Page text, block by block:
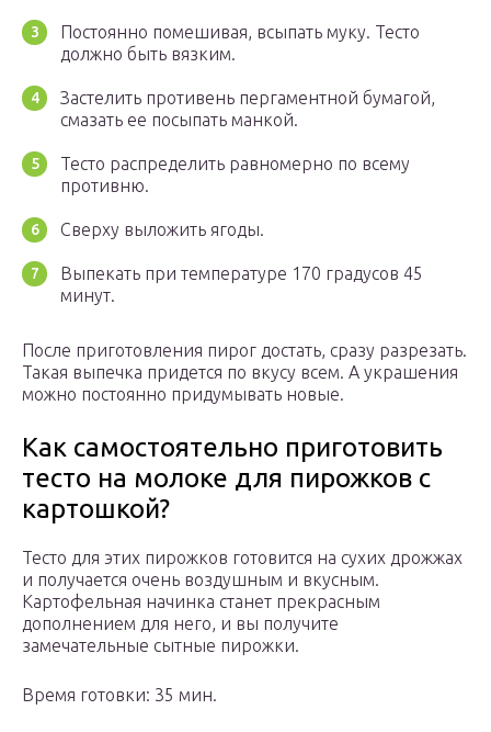
Постоянно помешивая, всыпать муку. Тесто
должно быть вязким.
Застелить противень пергаментной бумагой,
смазать ее посыпать манкой.
Тесто распределить равномерно по всему
противню.
Сверху выложить ягоды.
Выпекать при температуре 170 градусов 45
минут.
После приготовления пирог достать, сразу разрезать.
Такая выпечка придется по вкусу всем. А украшения
можно постоянно придумывать новые.
Как самостоятельно приготовить
тесто на молоке для пирожков с
картошкой?
Тесто для этих пирожков готовится на сухих дрожжах
и получается очень воздушным и вкусным.
Картофельная начинка станет прекрасным
дополнением для него, и вы получите
замечательные сытные пирожки.
Время готовки: 35 мин.